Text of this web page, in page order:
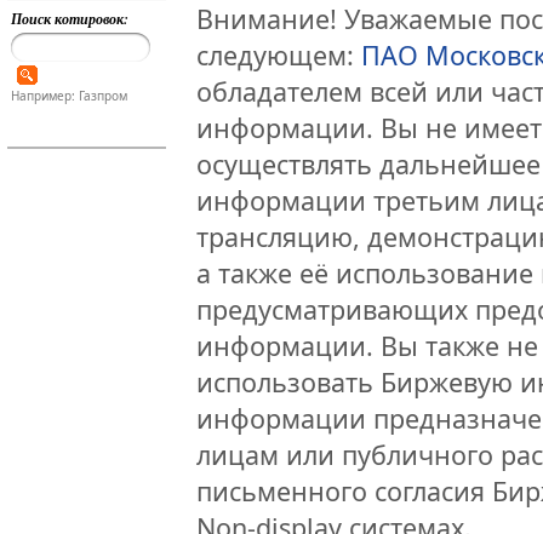
Поиск котировок:
Например: Газпром
Внимание! Уважаемые
следующем: ПАО
обладателем всей или
информации. Вы не
осуществлять
информации третьим
трансляцию,
а также её
предусматривающих
информации. Вы также не
использовать Биржевую
информации
лицам или публичного
письменного согласия